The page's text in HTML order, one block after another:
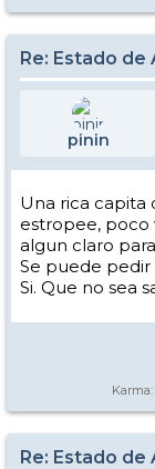
Saludos!
Re: Estado de
pinin
Una rica capita
estropee, poco
algun claro
Se puede pedir
Si. Que no sea
Karma:
Re: Estado de